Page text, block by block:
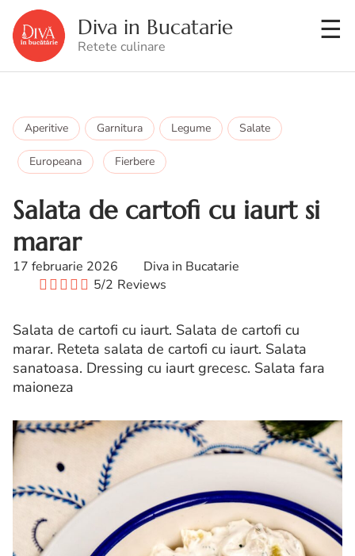
Diva in Bucatarie
Retete culinare
Aperitive Garnitura Legume Salate
Europeana Fierbere
Salata de cartofi cu iaurt si
marar
17 februarie 2026
Diva in Bucatarie
5/2 Reviews
Salata de cartofi cu iaurt. Salata de cartofi cu
marar. Reteta salata de cartofi cu iaurt. Salata
sanatoasa. Dressing cu iaurt grecesc. Salata fara
maioneza